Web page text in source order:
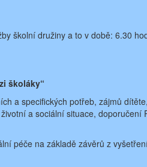
školní družiny a to v době: 6.30
školáky“
a specifických potřeb, zájmů
a sociální situace, doporučení
péče na základě závěrů z